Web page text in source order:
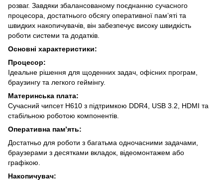
розваг. Завдяки збалансованому поєднанню сучасного
процесора, достатнього обсягу оперативної пам’яті та
швидких накопичувачів, він забезпечує високу швидкість
роботи системи та додатків.
Основні характеристики:
Процесор:
Ідеальне рішення для щоденних задач, офісних програм,
браузингу та легкого геймінгу.
Материнська плата:
Сучасний чипсет H610 з підтримкою DDR4, USB 3.2, HDMI та
стабільною роботою компонентів.
Оперативна пам’ять:
Достатньо для роботи з багатьма одночасними задачами,
браузерами з десятками вкладок, відеомонтажем або
графікою.
Накопичувач: